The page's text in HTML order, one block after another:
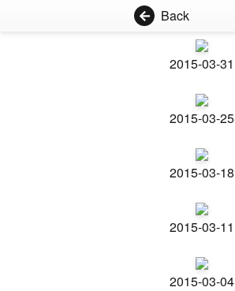
Back
2015-03-31
2015-03-25
2015-03-18
2015-03-11
2015-03-04